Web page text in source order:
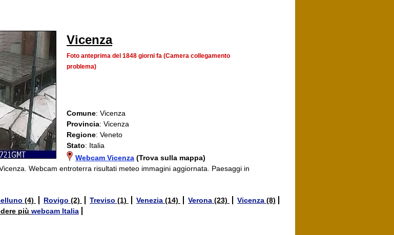
Vicenza
Foto anteprima del 1848 giorni fa (Camera collegamento
problema)
Comune: Vicenza
Provincia: Vicenza
Regione: Veneto
Stato: Italia
Webcam Vicenza (Trova sulla mappa)
Webcam entroterra risultati meteo immagini aggiornata. Paesaggi in
(4) Rovigo (2) Treviso (1) Venezia (14) Verona (23) Vicenza (8)
più webcam Italia